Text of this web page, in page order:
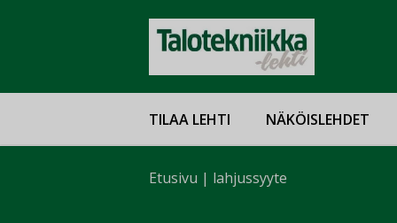
TILAA LEHTI NÄKÖISLEHDET
Etusivu | lahjussyyte